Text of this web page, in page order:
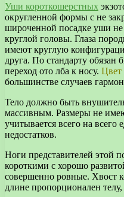
Уши короткошерстных
округленной формы с не
широченной посадке уши
круглой головы. Глаза
имеют круглую
друга. По стандарту обязан
переход ото лба к носу. Цвет
большинстве случаев
Тело должно быть
массивным. Размеры не
учитывается всего на
недостатков.
Ноги представителей этой
короткими с хорошо
совершенно ровные. Хвост
длине пропорционален телу,